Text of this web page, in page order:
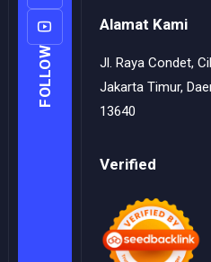
FOLLOW
Alamat Kami
Jl. Raya Condet,
Jakarta Timur,
13640
Verified